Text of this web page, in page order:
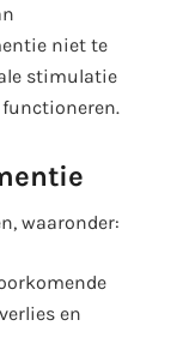
niet te
stimulatie
waaronder:
en